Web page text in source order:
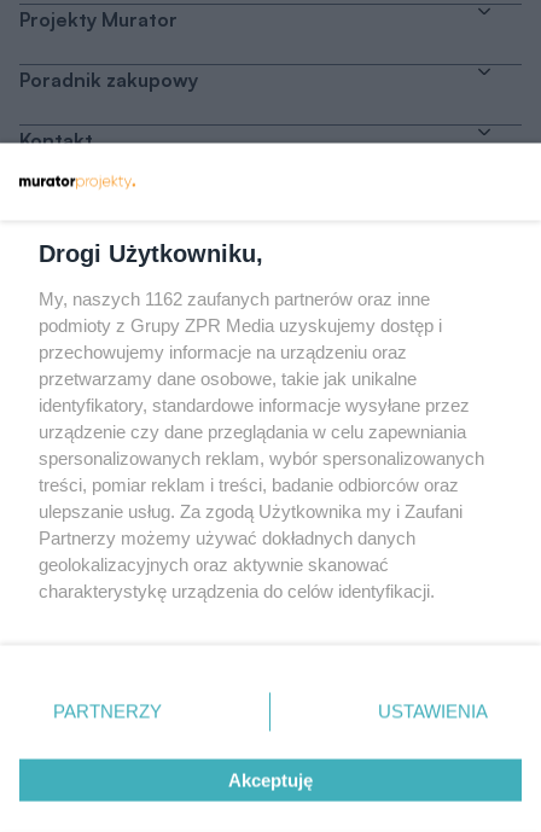
Projekty Murator
Poradnik zakupowy
Kontakt
Odwiedź grupę na Facebooku
Gdybym budował drugi raz - mądry Polak
przed budową
Forum Muratora
© 2026
Drogi Użytkowniku,
My, naszych 1162 zaufanych partnerów oraz inne
podmioty z Grupy ZPR Media uzyskujemy dostęp i
przechowujemy informacje na urządzeniu oraz
przetwarzamy dane osobowe, takie jak unikalne
identyfikatory, standardowe informacje wysyłane przez
urządzenie czy dane przeglądania w celu zapewniania
spersonalizowanych reklam, wybór spersonalizowanych
treści, pomiar reklam i treści, badanie odbiorców oraz
ulepszanie usług. Za zgodą Użytkownika my i Zaufani
Partnerzy możemy używać dokładnych danych
geolokalizacyjnych oraz aktywnie skanować
charakterystykę urządzenia do celów identyfikacji.
zmienić/wycofać klikając przycisk ustawień prywatności
znajdujący się w lewym dolnym rogu strony
rodzaje przetwarzania danych nie wymagają zgody
użytkownika, ale masz prawo sprzeciwić się takiemu
przetwarzaniu. Preferencje będą miały zastosowanie tylko
PARTNERZY USTAWIENIA
Akceptuję